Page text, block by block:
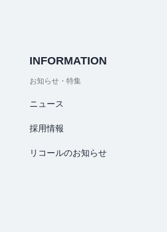
INFORMATION
お知らせ・特集
ニュース
採用情報
リコールのお知らせ